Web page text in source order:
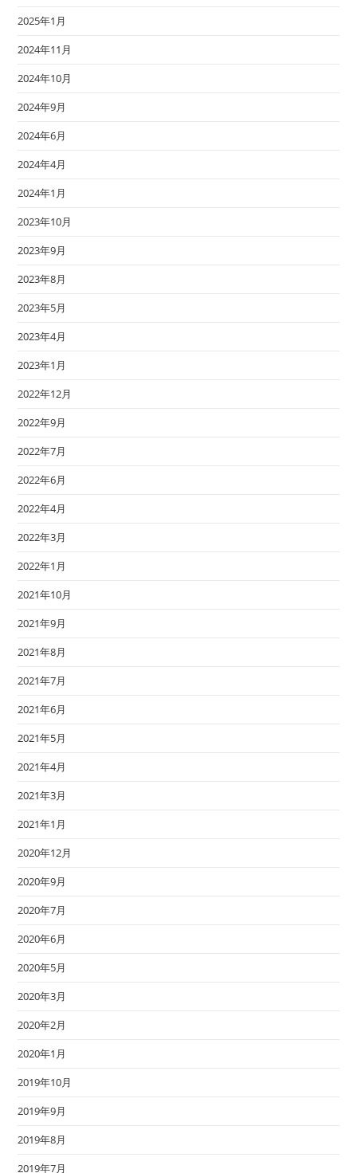
2025年1月
2024年11月
2024年10月
2024年9月
2024年6月
2024年4月
2024年1月
2023年10月
2023年9月
2023年8月
2023年5月
2023年4月
2023年1月
2022年12月
2022年9月
2022年7月
2022年6月
2022年4月
2022年3月
2022年1月
2021年10月
2021年9月
2021年8月
2021年7月
2021年6月
2021年5月
2021年4月
2021年3月
2021年1月
2020年12月
2020年9月
2020年7月
2020年6月
2020年5月
2020年3月
2020年2月
2020年1月
2019年10月
2019年9月
2019年8月
2019年7月